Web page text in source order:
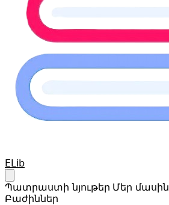
Your Company
ELib
Պատրաստի նյութեր Մեր մասին
Բաժիններ